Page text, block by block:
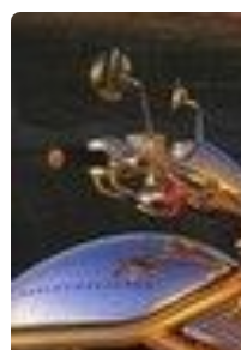
Scooters
Marques
Services
Auto